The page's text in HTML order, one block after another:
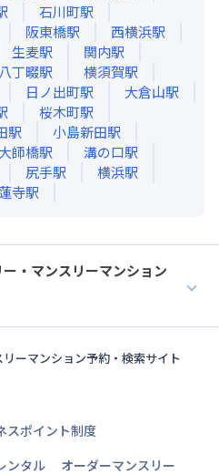
石川町駅
阪東橋駅 西横浜駅
生麦駅 関内駅
八丁畷駅 横須賀駅
日ノ出町駅 大倉山駅
桜木町駅
駅 小島新田駅
大師橋駅 溝の口駅
尻手駅 横浜駅
寺駅
・マンスリーマンション
ーマンション予約・検索サイト
スポイント制度
ンタル
オーダーマンスリー